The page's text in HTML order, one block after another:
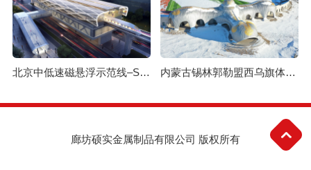
北京中低速磁悬浮示范线–S1线 内蒙古锡林郭勒盟西乌旗体育场
廊坊硕实金属制品有限公司 版权所有